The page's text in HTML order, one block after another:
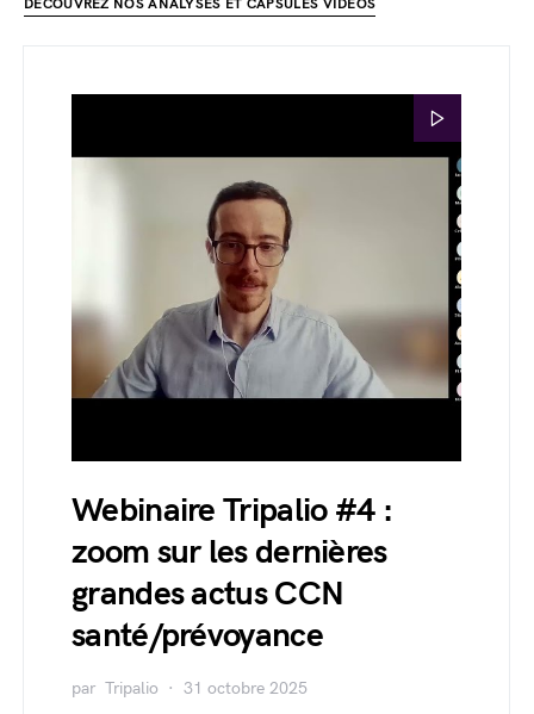
DÉCOUVREZ NOS ANALYSES ET CAPSULES VIDÉOS
Webinaire Tripalio #4 :
zoom sur les dernières
grandes actus CCN
santé/prévoyance
par Tripalio 31 octobre 2025